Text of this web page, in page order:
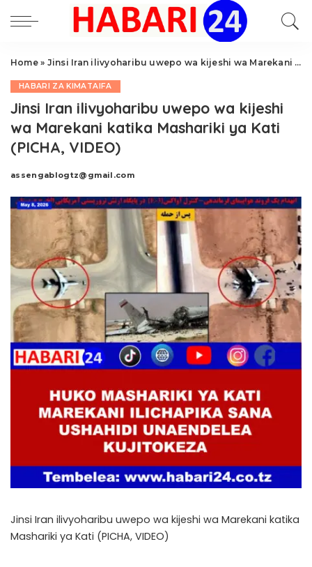
Home» Jinsi Iran ilivyoharibu uwepo wa kijeshi wa Marekani katika Mashariki ya Kati (PICHA, VIDEO)
HABARI ZA KIMATAIFA
Jinsi Iran ilivyoharibu uwepo wa kijeshi
wa Marekani katika Mashariki ya Kati
(PICHA, VIDEO)
Posted
assengablogtz@gmail.com
Jinsi Iran ilivyoharibu uwepo wa kijeshi wa Marekani katika
Mashariki ya Kati (PICHA, VIDEO)